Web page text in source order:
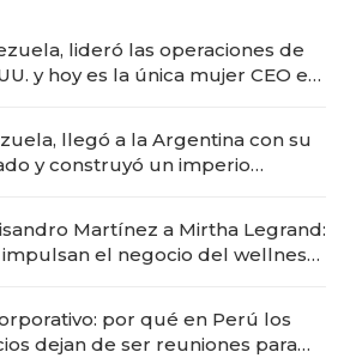
lideró las operaciones de
y hoy es la única mujer CEO en
llegó a la Argentina con su
y construyó un imperio
Martínez a Mirtha Legrand:
el negocio del wellness
por qué en Perú los
dejan de ser reuniones para